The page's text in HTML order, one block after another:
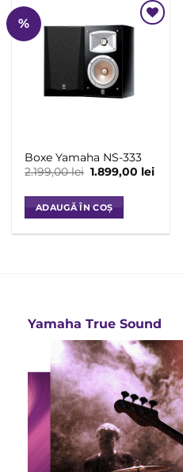
%
Boxe Yamaha NS-333
2.199,00lei Prețul
inițial
fost:
2.199,00 lei.
1.899,00 leiPrețul
ADAUGĂ ÎN COȘ
Yamaha True Sound